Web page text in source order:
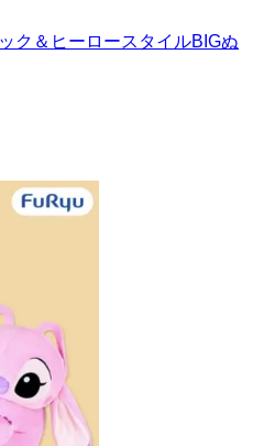
＆ヒーロースタイルBIGぬ